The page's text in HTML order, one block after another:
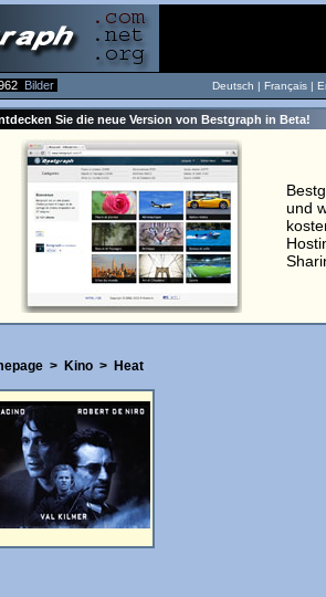
Bilder Deutsch | Français |
Sie die neue Version von Bestgraph in Beta!
und
> Kino > Heat